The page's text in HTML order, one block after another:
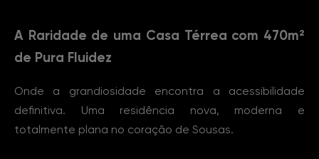
A Raridade de uma Casa Térrea com 470m²
de Pura Fluidez
Onde a grandiosidade encontra a acessibilidade
definitiva. Uma residência nova, moderna e
totalmente plana no coração de Sousas.